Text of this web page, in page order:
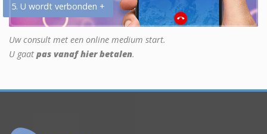
5. U wordt verbonden +
Uw consult met een online medium start.
U gaat pas vanaf hier betalen.